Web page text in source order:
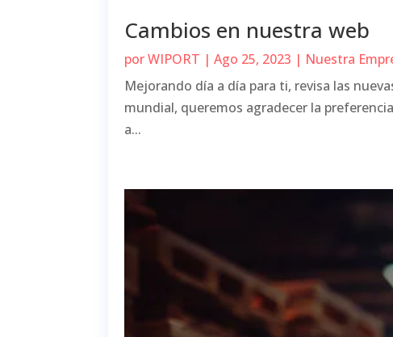
Cambios en nuestra web
porWIPORT |Ago 25, 2023 | Nuestra
Mejorando día a día para ti, revisa las
mundial, queremos agradecer la
a...